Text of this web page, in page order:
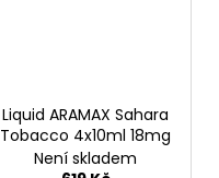
Liquid ARAMAX Sahara
Tobacco 4x10ml 18mg
Není skladem